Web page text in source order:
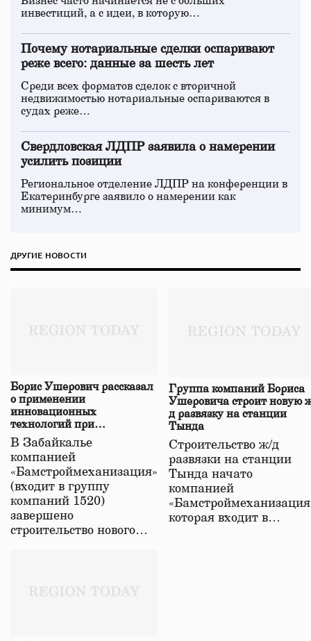
инвестиций, а с идеи, в которую…
Почему нотариальные сделки оспаривают
реже всего: данные за шесть лет
Среди всех форматов сделок с вторичной
недвижимостью нотариальные оспариваются в
судах реже…
Свердловская ЛДПР заявила о намерении
усилить позиции
Региональное отделение ЛДПР на конференции в
Екатеринбурге заявило о намерении как
минимум…
ДРУГИЕ НОВОСТИ
Борис Ушерович рассказал
о применении
инновационных
технологий при
строительстве нового моста
в Забайкалье
В Забайкалье
компанией
«Бамстроймеханизация»
(входит в группу
компаний 1520)
завершено
строительство нового…
Группа компаний Бориса
Ушеровича строит новую
д развязку на станции
Тында
Строительство ж/д
развязки на станции
Тында начато
компанией
которая входит в…